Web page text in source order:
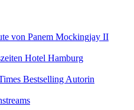
von Panem Mockingjay II
Hotel Hamburg
Bestselling Autorin